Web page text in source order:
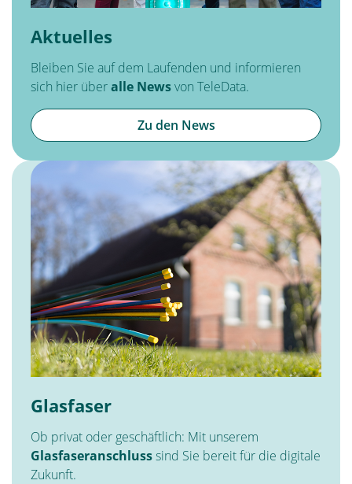
Aktuelles
Bleiben Sie auf dem Laufenden und informieren
sich hier überalle Newsvon TeleData.
Zu den News
Glasfaser
Ob privat oder geschäftlich: Mit unserem
Glasfaseranschlusssind Sie bereit für die digitale
Zukunft.